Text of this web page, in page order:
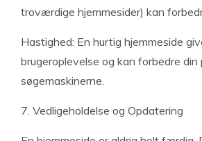
troværdige hjemmesider) kan
Hastighed: En hurtig hjemmeside
brugeroplevelse og kan forbedre din
søgemaskinerne.
7. Vedligeholdelse og Opdatering